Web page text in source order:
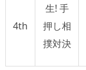
4th
生! 手
押し相
撲対決